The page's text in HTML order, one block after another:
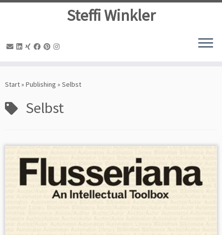
Inhalt
Steffi Winkler
Start» Publishing » Selbst
Selbst